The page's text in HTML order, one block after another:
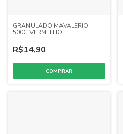
GRANULADO MAVALERIO
500G VERMELHO
R$14,90